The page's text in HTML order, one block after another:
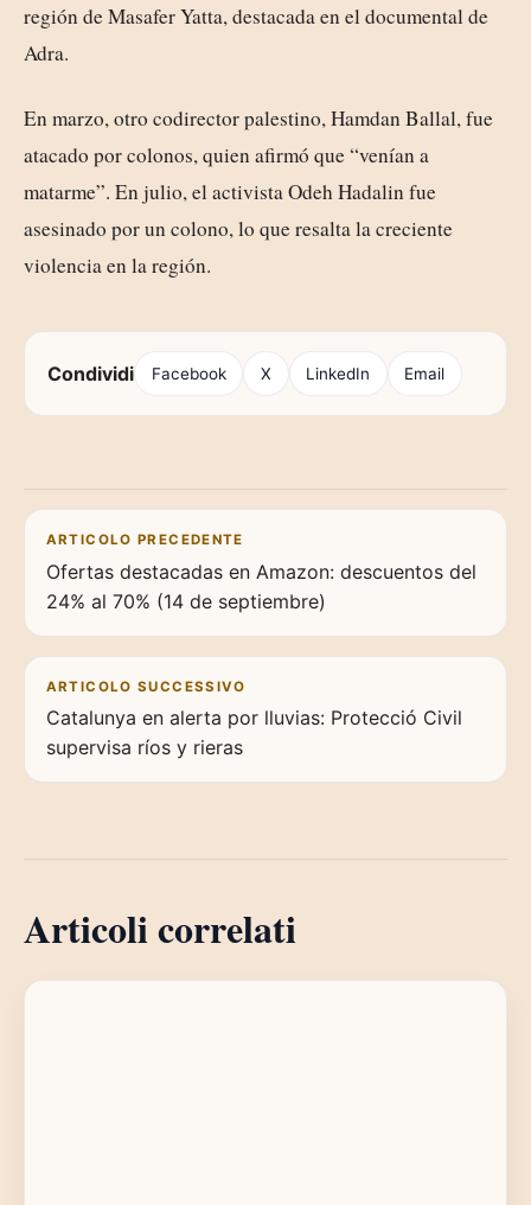
región de Masafer Yatta, destacada en el documental de
Adra.
En marzo, otro codirector palestino, Hamdan Ballal, fue
atacado por colonos, quien afirmó que “venían a
matarme”. En julio, el activista Odeh Hadalin fue
asesinado por un colono, lo que resalta la creciente
violencia en la región.
Condividi Facebook X LinkedIn Email
Navigazione articoli
ARTICOLO PRECEDENTE
Ofertas destacadas en Amazon: descuentos del
24% al 70% (14 de septiembre)
ARTICOLO SUCCESSIVO
Catalunya en alerta por lluvias: Protecció Civil
supervisa ríos y rieras
Articoli correlati